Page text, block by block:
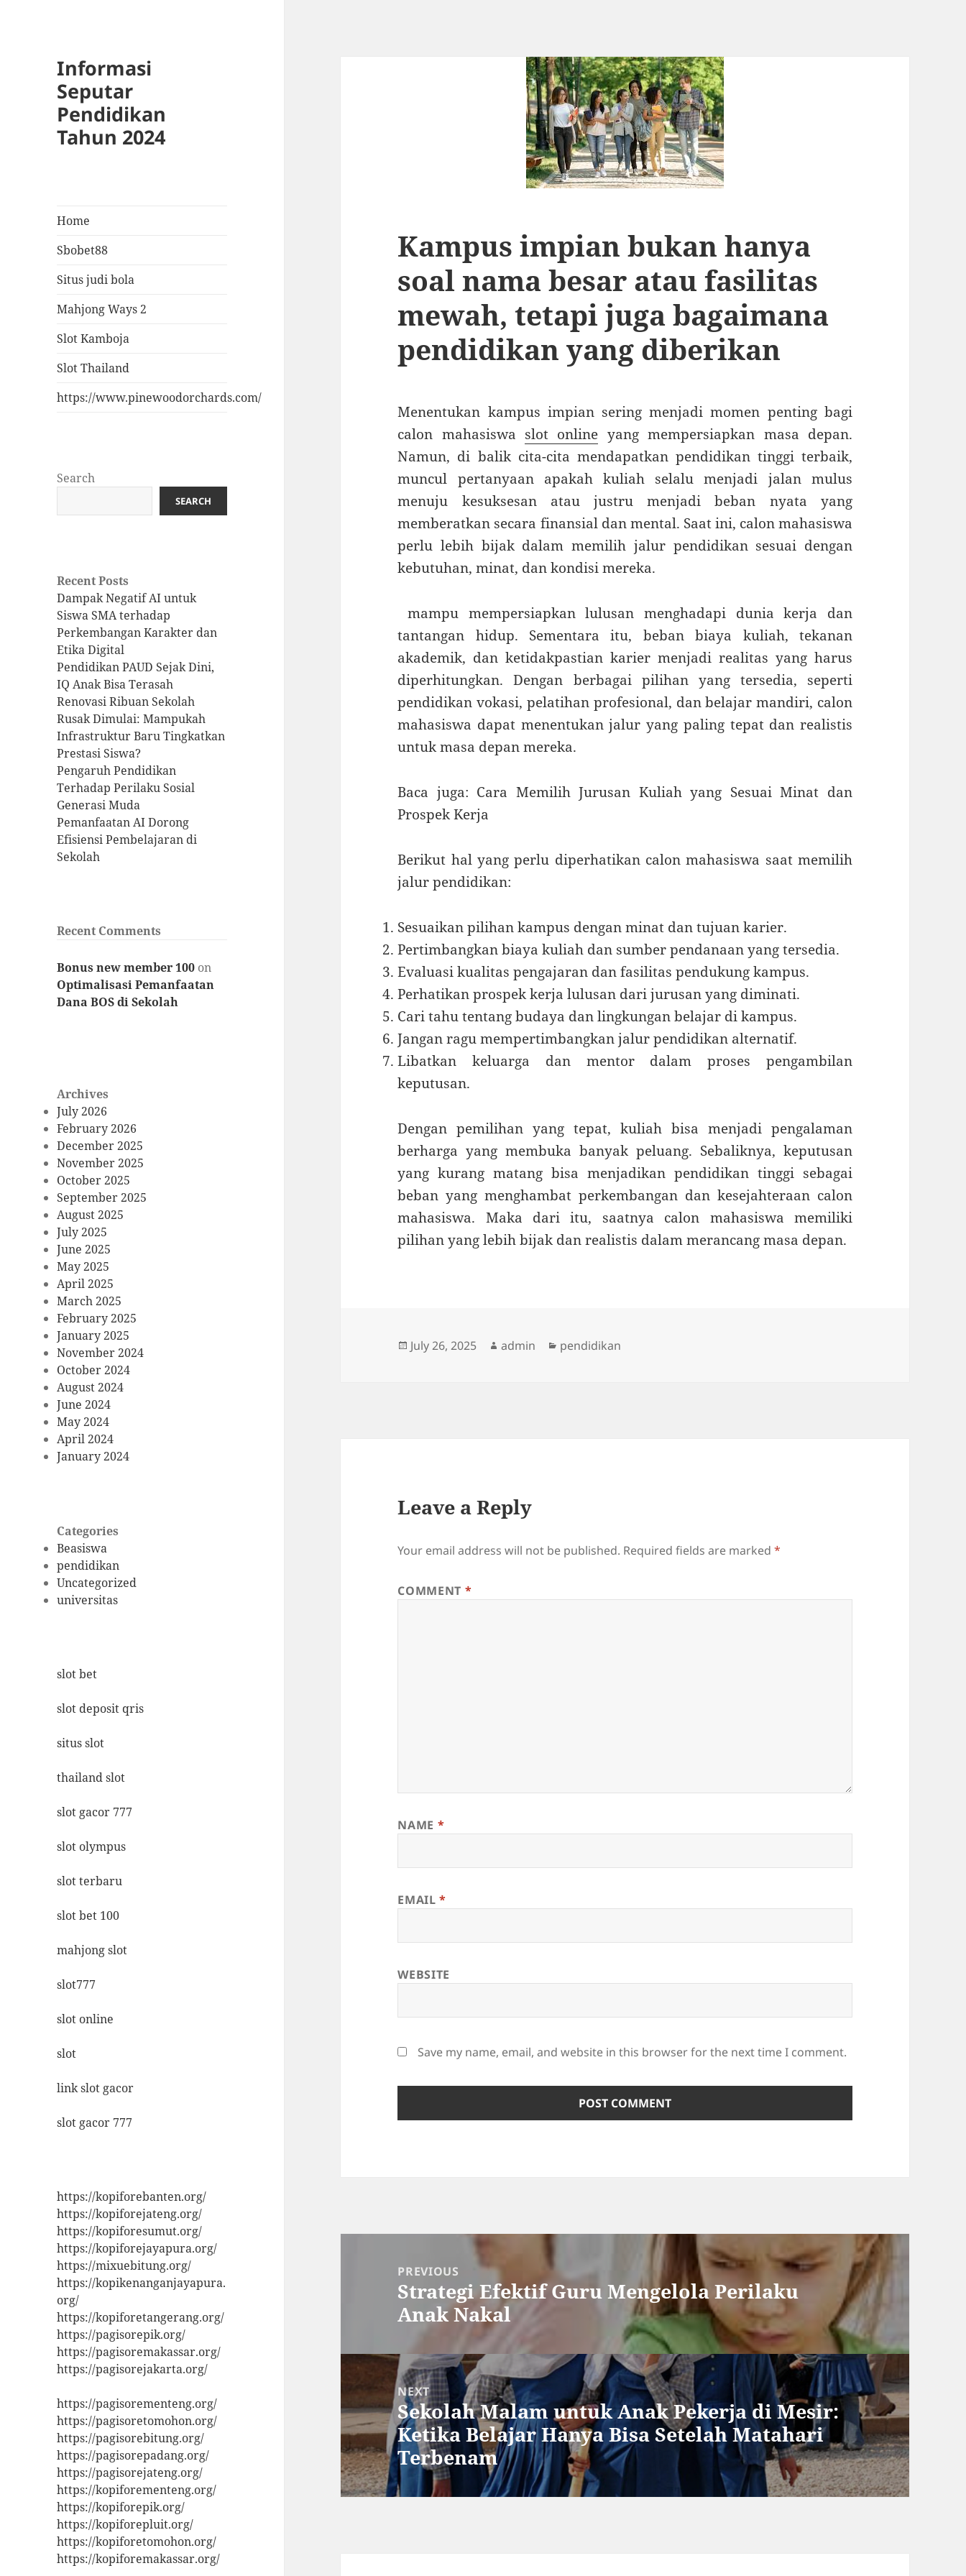
Informasi
Seputar
Pendidikan
Tahun 2024
Home
Sbobet88
Situs judi bola
Mahjong Ways 2
Slot Kamboja
Slot Thailand
https://www.pinewoodorchards.com/
Search
SEARCH
Recent Posts
Dampak Negatif AI untuk
Siswa SMA terhadap
Perkembangan Karakter dan
Etika Digital
Pendidikan PAUD Sejak Dini,
IQ Anak Bisa Terasah
Renovasi Ribuan Sekolah
Rusak Dimulai: Mampukah
Infrastruktur Baru Tingkatkan
Prestasi Siswa?
Pengaruh Pendidikan
Terhadap Perilaku Sosial
Generasi Muda
Pemanfaatan AI Dorong
Efisiensi Pembelajaran di
Sekolah
Recent Comments
Bonus new member 100 on
Optimalisasi Pemanfaatan
Dana BOS di Sekolah
Archives
July 2026
February 2026
December 2025
November 2025
October 2025
September 2025
August 2025
July 2025
June 2025
May 2025
April 2025
March 2025
February 2025
January 2025
November 2024
October 2024
August 2024
June 2024
May 2024
April 2024
January 2024
Categories
Beasiswa
pendidikan
Uncategorized
universitas
slot bet
slot deposit qris
situs slot
thailand slot
slot gacor 777
slot olympus
slot terbaru
slot bet 100
mahjong slot
slot777
slot online
slot
link slot gacor
slot gacor 777
https://kopiforebanten.org/
https://kopiforejateng.org/
https://kopiforesumut.org/
https://kopiforejayapura.org/
https://mixuebitung.org/
https://kopikenanganjayapura.
org/
https://kopiforetangerang.org/
https://pagisorepik.org/
https://pagisoremakassar.org/
https://pagisorejakarta.org/
https://pagisorementeng.org/
https://pagisoretomohon.org/
https://pagisorebitung.org/
https://pagisorepadang.org/
https://pagisorejateng.org/
https://kopiforementeng.org/
https://kopiforepik.org/
https://kopiforepluit.org/
https://kopiforetomohon.org/
https://kopiforemakassar.org/
Kampus impian bukan hanya
soal nama besar atau fasilitas
mewah, tetapi juga bagaimana
pendidikan yang diberikan
Menentukan kampus impian sering menjadi momen penting bagi
calon mahasiswa slot online yang mempersiapkan masa depan.
Namun, di balik cita-cita mendapatkan pendidikan tinggi terbaik,
muncul pertanyaan apakah kuliah selalu menjadi jalan mulus
menuju kesuksesan atau justru menjadi beban nyata yang
memberatkan secara finansial dan mental. Saat ini, calon mahasiswa
perlu lebih bijak dalam memilih jalur pendidikan sesuai dengan
kebutuhan, minat, dan kondisi mereka.
mampu mempersiapkan lulusan menghadapi dunia kerja dan
tantangan hidup. Sementara itu, beban biaya kuliah, tekanan
akademik, dan ketidakpastian karier menjadi realitas yang harus
diperhitungkan. Dengan berbagai pilihan yang tersedia, seperti
pendidikan vokasi, pelatihan profesional, dan belajar mandiri, calon
mahasiswa dapat menentukan jalur yang paling tepat dan realistis
untuk masa depan mereka.
Baca juga: Cara Memilih Jurusan Kuliah yang Sesuai Minat dan
Prospek Kerja
Berikut hal yang perlu diperhatikan calon mahasiswa saat memilih
jalur pendidikan:
Sesuaikan pilihan kampus dengan minat dan tujuan karier.
Pertimbangkan biaya kuliah dan sumber pendanaan yang tersedia.
Evaluasi kualitas pengajaran dan fasilitas pendukung kampus.
Perhatikan prospek kerja lulusan dari jurusan yang diminati.
Cari tahu tentang budaya dan lingkungan belajar di kampus.
Jangan ragu mempertimbangkan jalur pendidikan alternatif.
Libatkan keluarga dan mentor dalam proses pengambilan
keputusan.
Dengan pemilihan yang tepat, kuliah bisa menjadi pengalaman
berharga yang membuka banyak peluang. Sebaliknya, keputusan
yang kurang matang bisa menjadikan pendidikan tinggi sebagai
beban yang menghambat perkembangan dan kesejahteraan calon
mahasiswa. Maka dari itu, saatnya calon mahasiswa memiliki
pilihan yang lebih bijak dan realistis dalam merancang masa depan.
Posted
July 26, 2025 Author
admin Categories
pendidikan
Leave a Reply
Your email address will not be published. Required fields are marked*
COMMENT *
NAME *
EMAIL*
WEBSITE
Save my name, email, and website in this browser for the next time I comment.
navigationPREVIOUS
Previous
post:
Strategi Efektif Guru Mengelola Perilaku
Anak Nakal
NEXT
Next
post:
Sekolah Malam untuk Anak Pekerja di Mesir:
Ketika Belajar Hanya Bisa Setelah Matahari
Terbenam